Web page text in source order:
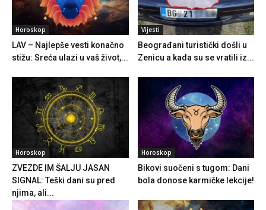
Horoskop
LAV – Najlepše vesti konačno
stižu: Sreća ulazi u vaš život,...
Vijesti
Beograđani turistički došli u
Zenicu a kada su se vratili iz...
Horoskop
ZVEZDE IM ŠALJU JASAN
SIGNAL: Teški dani su pred
njima, ali...
Horoskop
Bikovi suočeni s tugom: Dani
bola donose karmičke lekcije!